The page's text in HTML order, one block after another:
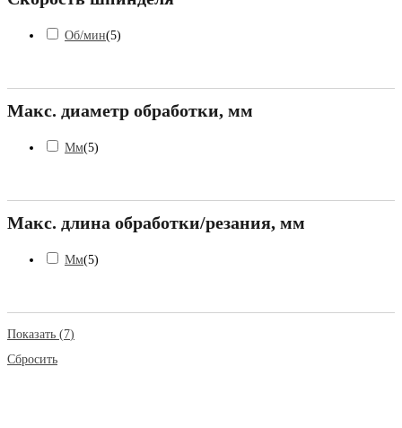
Об/мин(5)
Макс. диаметр обработки, мм
Мм(5)
Макс. длина обработки/резания, мм
Мм(5)
Показать (7)
Сбросить